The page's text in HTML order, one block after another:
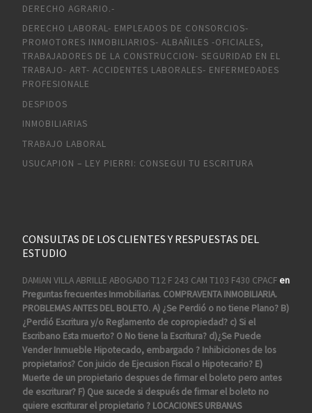
DERECHO AGRARIO.-
DERECHO LABORAL- EMPLEADOS DE CONSORCIOS-
PROMOTORES INMOBILIARIOS- ALBAÑILES -OFICIALES,
TRABAJADORES DE LA CONSTRUCCION- SEGURIDAD EN EL
TRABAJO- ART- ACCIDENTES LABORALES- ENFERMEDADES
PROFESIONALE
DESPIDOS
INMOBILIARIAS
TRABAJO LABORAL
USUCAPION – LEY PIERRI: CONSEGUI TU ESCRITURA
CONSULTAS DE LOS CLIENTES Y RESPUESTAS DEL
ESTUDIO
DAMIAN VILLA ABRILLE ABOGADO T12 F 243 CAM T103 F430 CPACFen
Preguntas frecuentes Inmobiliarias. COMPRAVENTA INMOBILIARIA.
PROBLEMAS ANTES DEL BOLETO. A) ¿Se Perdió o no tiene Plano? B)
¿Perdió Escritura y/o Reglamento de copropiedad? c) Si el
Escribano Esta muerto? O No tiene la Escritura? d)¿Se Puede
Vender Inmueble Hipotecado, embargado ? Inhibiciones de los
propietarios? Con juicio de Ejecusion Fiscal o Hipotecario? E)
Muerte de un propietario despues de firmar el boleto pero antes
de escriturar? F) Que sucede si después de firmar el boleto no
quiere escriturar el propietario ? LOCACIONES URBANAS